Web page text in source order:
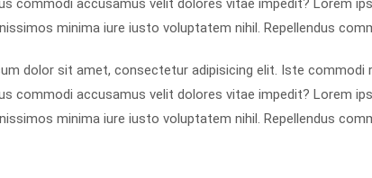
commodi accusamus velit dolores vitae impedit? Lorem
minima iure iusto voluptatem nihil. Repellendus
dolor sit amet, consectetur adipisicing elit. Iste
commodi accusamus velit dolores vitae impedit? Lorem
minima iure iusto voluptatem nihil. Repellendus